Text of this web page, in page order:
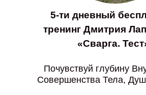
Почувствуй глубину
Совершенства Тела,
5-ти дневный
тренинг Дмитрия
«Сварга.